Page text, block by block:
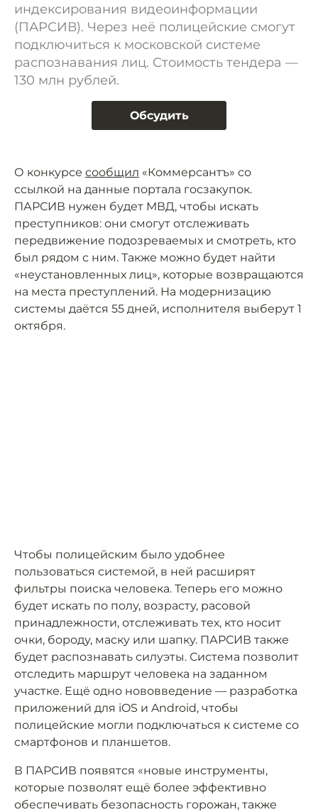
индексирования видеоинформации
(ПАРСИВ). Через неё полицейские смогут
подключиться к московской системе
распознавания лиц. Стоимость тендера —
130 млн рублей.
Обсудить
О конкурсе сообщил «Коммерсантъ» со
ссылкой на данные портала госзакупок.
ПАРСИВ нужен будет МВД, чтобы искать
преступников: они смогут отслеживать
передвижение подозреваемых и смотреть, кто
был рядом с ним. Также можно будет найти
«неустановленных лиц», которые возвращаются
на места преступлений. На модернизацию
системы даётся 55 дней, исполнителя выберут 1
октября.
Чтобы полицейским было удобнее
пользоваться системой, в ней расширят
фильтры поиска человека. Теперь его можно
будет искать по полу, возрасту, расовой
принадлежности, отслеживать тех, кто носит
очки, бороду, маску или шапку. ПАРСИВ также
будет распознавать силуэты. Система позволит
отследить маршрут человека на заданном
участке. Ещё одно нововведение — разработка
приложений для iOS и Android, чтобы
полицейские могли подключаться к системе со
смартфонов и планшетов.
В ПАРСИВ появятся «новые инструменты,
которые позволят ещё более эффективно
обеспечивать безопасность горожан, также